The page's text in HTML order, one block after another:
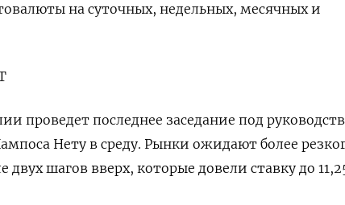
на суточных, недельных, месячных и
проведет последнее заседание под
Нету в среду. Рынки ожидают более
шагов вверх, которые довели ставку до